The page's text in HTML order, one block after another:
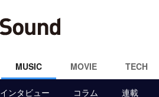
MUSIC MOVIE TECH
インタビュー コラム 連載